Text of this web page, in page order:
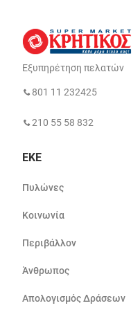
Εξυπηρέτηση πελατών
801 11 232425
210 55 58 832
ΕΚΕ
Πυλώνες
Κοινωνία
Περιβάλλον
Άνθρωπος
Απολογισμός Δράσεων